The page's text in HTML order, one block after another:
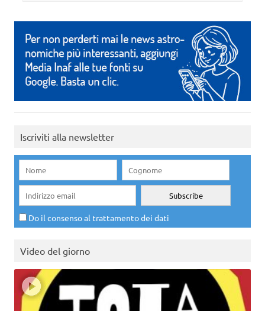
Iscriviti alla newsletter
Do il consenso al trattamento dei dati
Video del giorno